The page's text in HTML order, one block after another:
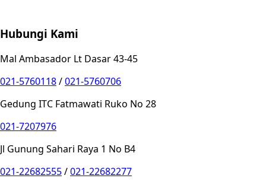
Hubungi Kami
Mal Ambasador Lt Dasar 43-45
021-5760118/021-5760706
Gedung ITC Fatmawati Ruko No 28
021-7207976
Jl Gunung Sahari Raya 1 No B4
021-22682555/021-22682277